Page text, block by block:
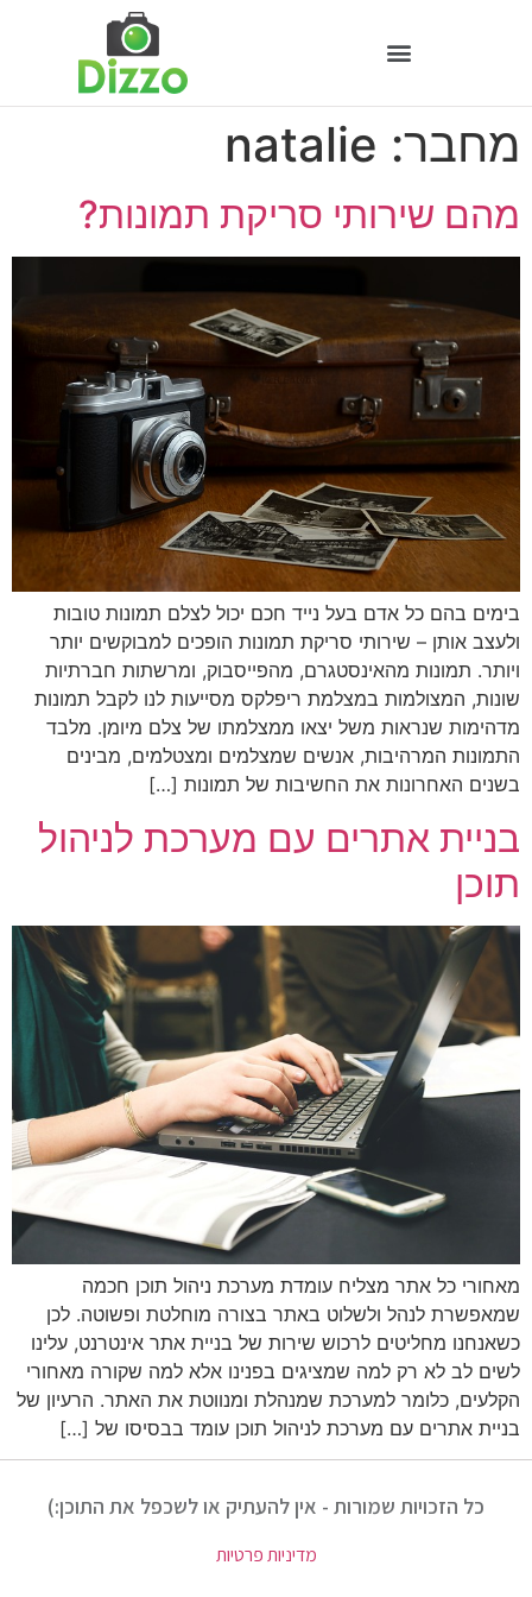
מחבר: natalie
מהם שירותי סריקת תמונות?
בימים בהם כל אדם בעל נייד חכם יכול לצלם תמונות טובות
ולעצב אותן – שירותי סריקת תמונות הופכים למבוקשים יותר
ויותר. תמונות מהאינסטגרם, מהפייסבוק, ומרשתות חברתיות
שונות, המצולמות במצלמת ריפלקס מסייעות לנו לקבל תמונות
מדהימות שנראות משל יצאו ממצלמתו של צלם מיומן. מלבד
התמונות המרהיבות, אנשים שמצלמים ומצטלמים, מבינים
בשנים האחרונות את החשיבות של תמונות […]
בניית אתרים עם מערכת לניהול
תוכן
מאחורי כל אתר מצליח עומדת מערכת ניהול תוכן חכמה
שמאפשרת לנהל ולשלוט באתר בצורה מוחלטת ופשוטה. לכן
כשאנחנו מחליטים לרכוש שירות של בניית אתר אינטרנט, עלינו
לשים לב לא רק למה שמציגים בפנינו אלא למה שקורה מאחורי
הקלעים, כלומר למערכת שמנהלת ומנווטת את האתר. הרעיון של
בניית אתרים עם מערכת לניהול תוכן עומד בבסיסו של […]
כל הזכויות שמורות - אין להעתיק או לשכפל את התוכן:)
מדיניות פרטיות